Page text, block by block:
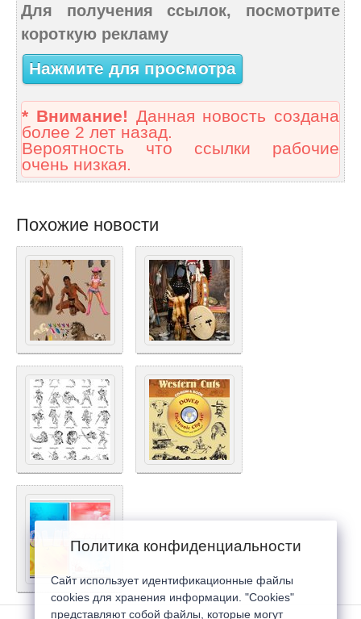
Для получения ссылок, посмотрите
короткую рекламу
Нажмите для просмотра
* Внимание! Данная новость создана
более 2 лет назад.
Вероятность что ссылки рабочие
очень низкая.
Похожие новости
Политика конфиденциальности
Сайт использует идентификационные файлы
cookies для хранения информации. "Cookies"
представляют собой файлы, которые могут